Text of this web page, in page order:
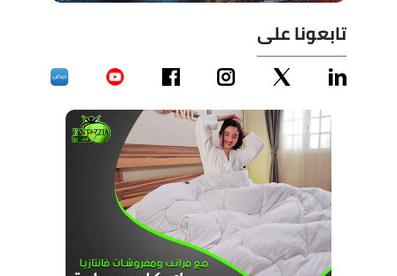
تابعونا على